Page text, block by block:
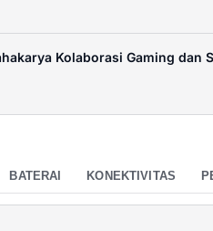
Kolaborasi Gaming dan
BATERAI KONEKTIVITAS